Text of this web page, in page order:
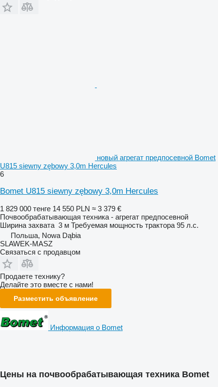
новый агрегат предпосевной Bomet
U815 siewny zębowy 3,0m Hercules
6
Bomet U815 siewny zębowy 3,0m Hercules
1 829 000 тенге 14 550 PLN ≈ 3 379 €
Почвообрабатывающая техника - агрегат предпосевной
Ширина захвата 3 м Требуемая мощность трактора 95 л.с.
Польша, Nowa Dąbia
SLAWEK-MASZ
Связаться с продавцом
Продаете технику?
Делайте это вместе с нами!
Разместить объявление
Информация о Bomet
Цены на почвообрабатывающая техника Bomet